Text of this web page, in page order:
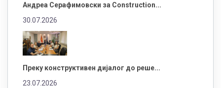
Андреа Серафимовски за Construction...
30.07.2026
Преку конструктивен дијалог до реше...
23.07.2026